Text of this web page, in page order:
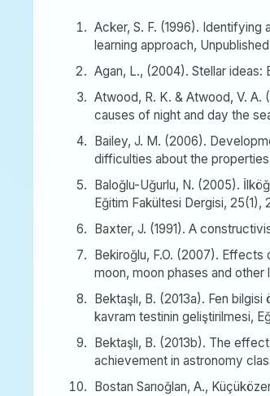
Acker, S. F. (1996).
learning approach,
Agan, L., (2004). Stellar ideas:
Atwood, R. K. & Atwood, V.
causes of night and day the
Bailey, J. M. (2006).
difficulties about the
Baloğlu-Uğurlu, N. (2005).
Eğitim Fakültesi Dergisi, 25(1),
Baxter, J. (1991). A
Bekiroğlu, F.O. (2007).
moon, moon phases and other
Bektaşlı, B. (2013a). Fen bilgisi
kavram testinin geliştirilmesi,
Bektaşlı, B. (2013b). The
achievement in astronomy
Bostan Sarıoğlan, A.,